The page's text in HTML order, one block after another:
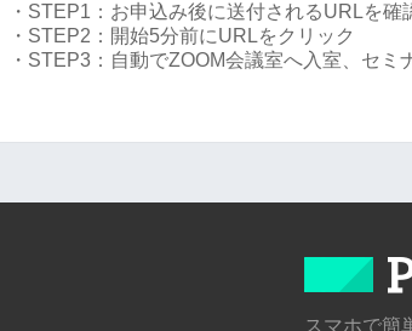
・STEP1：お申込み後に送付されるURLを確
・STEP2：開始5分前にURLをクリック
・STEP3：自動でZOOM会議室へ入室、セミ
スマホで簡